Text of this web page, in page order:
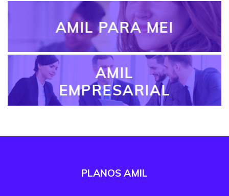
AMIL PARA MEI
AMIL
EMPRESARIAL
PLANOS AMIL